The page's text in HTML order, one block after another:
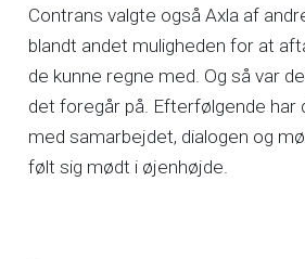
Contrans valgte også Axla af
blandt andet muligheden for at
de kunne regne med. Og så var
det foregår på. Efterfølgende
med samarbejdet, dialogen og
følt sig mødt i øjenhøjde.